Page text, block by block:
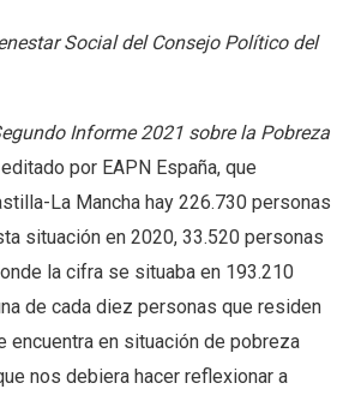
Social del Consejo Político del
Informe 2021 sobre la Pobreza
por EAPN España, que
La Mancha hay 226.730 personas
situación en 2020, 33.520 personas
la cifra se situaba en 193.210
de cada diez personas que residen
encuentra en situación de pobreza
nos debiera hacer reflexionar a